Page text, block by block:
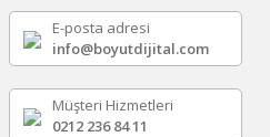
E-posta adresi
info@boyutdijital.com
Müşteri Hizmetleri
0212 236 84 11